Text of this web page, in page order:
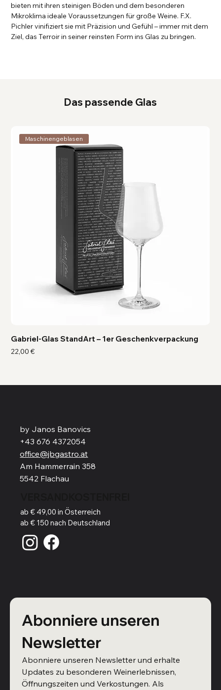
Das passende Glas
Maschinengeblasen
Gabriel-Glas StandArt – 1er Geschenkverpackung
Preis
22,00 €
bieten mit ihren steinigen Böden und dem besonderen
Mikroklima ideale Voraussetzungen für große Weine. F.X.
Pichler vinifiziert sie mit Präzision und Gefühl – immer mit dem
Ziel, das Terroir in seiner reinsten Form ins Glas zu bringen.
by Janos Banovics
+43 676 4372054
office@jbgastro.at
Am Hammerrain 358
5542 Flachau
ab € 49,00 in Österreich
ab € 150 nach Deutschland
Abonniere unseren
Newsletter
Abonniere unseren Newsletter und erhalte
Updates zu besonderen Weinerlebnissen,
Öffnungszeiten und Verkostungen. Als